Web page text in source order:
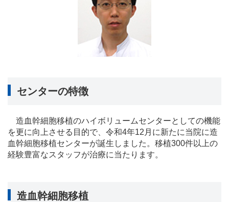
センターの特徴
造血幹細胞移植のハイボリュームセンターとしての機能
を更に向上させる目的で、 令和4年12 月に新たに当院に造
血幹細胞移植センターが誕生しました。 移植300件以上の
経験豊富なスタッフが治療に当たります。
造血幹細胞移植